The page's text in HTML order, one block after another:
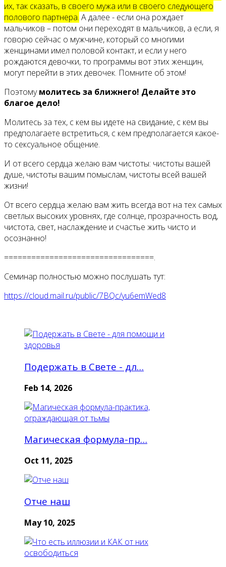
их, так сказать, в своего мужа или в своего следующего
полового партнера. А далее - если она рождает
мальчиков – потом они переходят в мальчиков, а если, я
говорю сейчас о мужчине, который со многими
женщинами имел половой контакт, и если у него
рождаются девочки, то программы вот этих женщин,
могут перейти в этих девочек. Помните об этом!
Поэтомумолитесь за ближнего! Делайте это
благое дело!
Молитесь за тех, с кем вы идете на свидание, с кем вы
предполагаете встретиться, с кем предполагается какое-
то сексуальное общение.
И от всего сердца желаю вам чистоты: чистоты вашей
душе, чистоты вашим помыслам, чистоты всей вашей
жизни!
От всего сердца желаю вам жить всегда вот на тех самых
светлых высоких уровнях, где солнце, прозрачность вод,
чистота, свет, наслаждение и счастье жить чисто и
осознанно!
=================================.
Семинар полностью можно послушать тут:
https://cloud.mail.ru/public/7BQc/yu6emWed8
Подержать в Свете - дл…
Feb 14, 2026
Магическая формула-пр…
Oct 11, 2025
Отче наш
May 10, 2025